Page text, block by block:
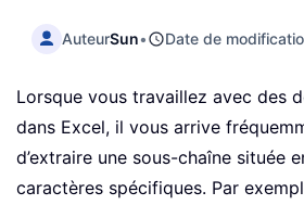
AuteurSun• Date de
Lorsque vous travaillez avec des
dans Excel, il vous arrive
d’extraire une sous-chaîne située
caractères spécifiques. Par